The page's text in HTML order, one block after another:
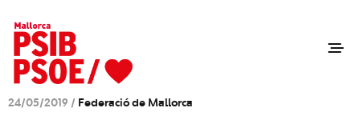
24/05/2019 / Federació de Mallorca